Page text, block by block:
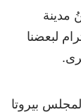
مدينة
لبعضنا
بيروتا